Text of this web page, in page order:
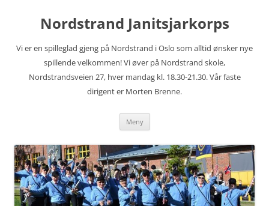
innholdNordstrand Janitsjarkorps
Vi er en spilleglad gjeng på Nordstrand i Oslo som alltid ønsker nye
spillende velkommen! Vi øver på Nordstrand skole,
Nordstrandsveien 27, hver mandag kl. 18.30-21.30. Vår faste
dirigent er Morten Brenne.
Meny